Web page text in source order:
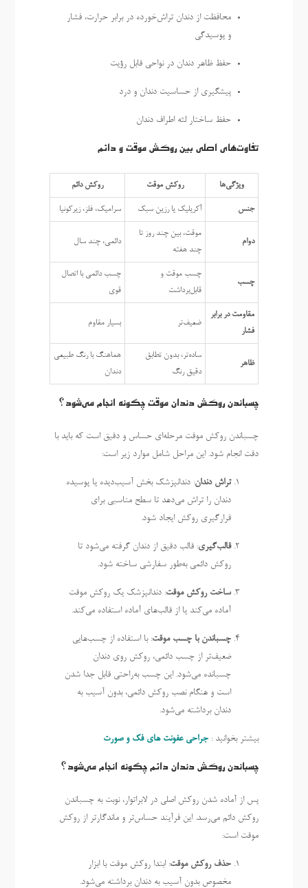
محافظت از دندان تراش‌خورده در برابر حرارت، فشار
و پوسیدگی
حفظ ظاهر دندان در نواحی قابل رؤیت
پیشگیری از حساسیت دندان و درد
حفظ ساختار لثه اطراف دندان
تفاوت‌های اصلی بین روکش موقت و دائم
ویژگی‌ها روکش موقت روکش دائم
جنس آکریلیک یا رزین سبک سرامیک، فلز، زیرکونیا
دوام
موقت، بین چند روز تا
چند هفته
دائمی، چند سال
چسب
چسب موقت و
قابل‌برداشت
چسب دائمی با اتصال
قوی
مقاومت در برابر
فشار
ضعیف‌تر بسیار مقاوم
ظاهر
ساده‌تر، بدون تطابق
دقیق رنگ
هماهنگ با رنگ طبیعی
دندان
چسباندن روکش دندان موقت چگونه انجام می‌شود؟
چسباندن روکش موقت مرحله‌ای حساس و دقیق است که باید با
دقت انجام شود. این مراحل شامل موارد زیر است:
تراش دندان: دندانپزشک بخش آسیب‌دیده یا پوسیده
دندان را تراش می‌دهد تا سطح مناسبی برای
قرارگیری روکش ایجاد شود.
قالب‌گیری: قالب دقیق از دندان گرفته می‌شود تا
روکش دائمی به‌طور سفارشی ساخته شود.
ساخت روکش موقت: دندانپزشک یک روکش موقت
آماده می‌کند یا از قالب‌های آماده استفاده می‌کند.
چسباندن با چسب موقت: با استفاده از چسب‌هایی
ضعیف‌تر از چسب دائمی، روکش روی دندان
چسبانده می‌شود. این چسب به‌راحتی قابل جدا شدن
است و هنگام نصب روکش دائمی، بدون آسیب به
دندان برداشته می‌شود.
بیشتر بخوانید : جراحی عفونت های فک و صورت
چسباندن روکش دندان دائم چگونه انجام می‌شود؟
پس از آماده شدن روکش اصلی در لابراتوار، نوبت به چسباندن
روکش دائم می‌رسد. این فرآیند حساس‌تر و ماندگارتر از روکش
موقت است:
حذف روکش موقت: ابتدا روکش موقت با ابزار
مخصوص بدون آسیب به دندان برداشته می‌شود.